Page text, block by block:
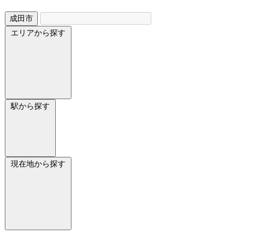
成田市
エリアから探す
駅から探す
現在地から探す